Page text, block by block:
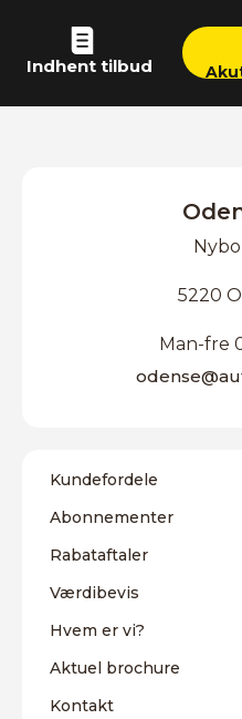
Indhent tilbud
5220
Man-fre
Kundefordele
Abonnementer
Rabataftaler
Værdibevis
Hvem er vi?
Aktuel brochure
Kontakt